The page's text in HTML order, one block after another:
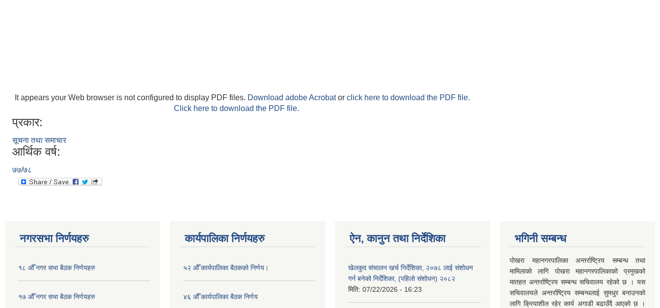
It appears your Web browser is not configured to display PDF files. Download adobe Acrobator click here to download the PDF file.
Click here to download the PDF file.
प्रकार:
सूचना तथा समाचार
आर्थिक वर्ष:
७७/७८
नगरसभा निर्णयहरु
१८ औँ नगर सभा बैठक निर्णयहरु
१७ औँ नगर सभा बैठक निर्णयहरु
कार्यपालिका निर्णयहरु
५२ औँ कार्यपालिका बैठकको निर्णय।
४६ औँ कार्यपालिका बैठक निर्णय
ऐन, कानुन तथा निर्देशिका
खेलकुद संचालन खर्च निर्देशिका, २०७८ लाई संशोधन
गर्न बनेको निर्देशिका, (पहिलो संशोधन) २०८२
मिति: 07/22/2026 - 16:23
भगिनी सम्बन्ध
पोखरा महानगरपालिका अन्तर्राष्ट्रिय सम्बन्ध तथा
मामिलाको लागि पोखरा महानगरपालिकाको प्रमुखको
मातहत अन्तर्राष्ट्रिय सम्बन्ध सचिवालय रहेको छ । यस
सचिवालयले अन्तर्राष्ट्रिय सम्बन्धलाई सुमधुर बनाउनको
लागि क्रियाशील रहेर कार्य अगाडी बढाउँदै आएको छ ।